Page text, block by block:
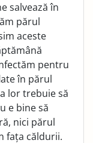
salvează în
părul
aceste
pen­tru
în părul
lor trebuie să
e bine să
nici părul
fața căldurii.